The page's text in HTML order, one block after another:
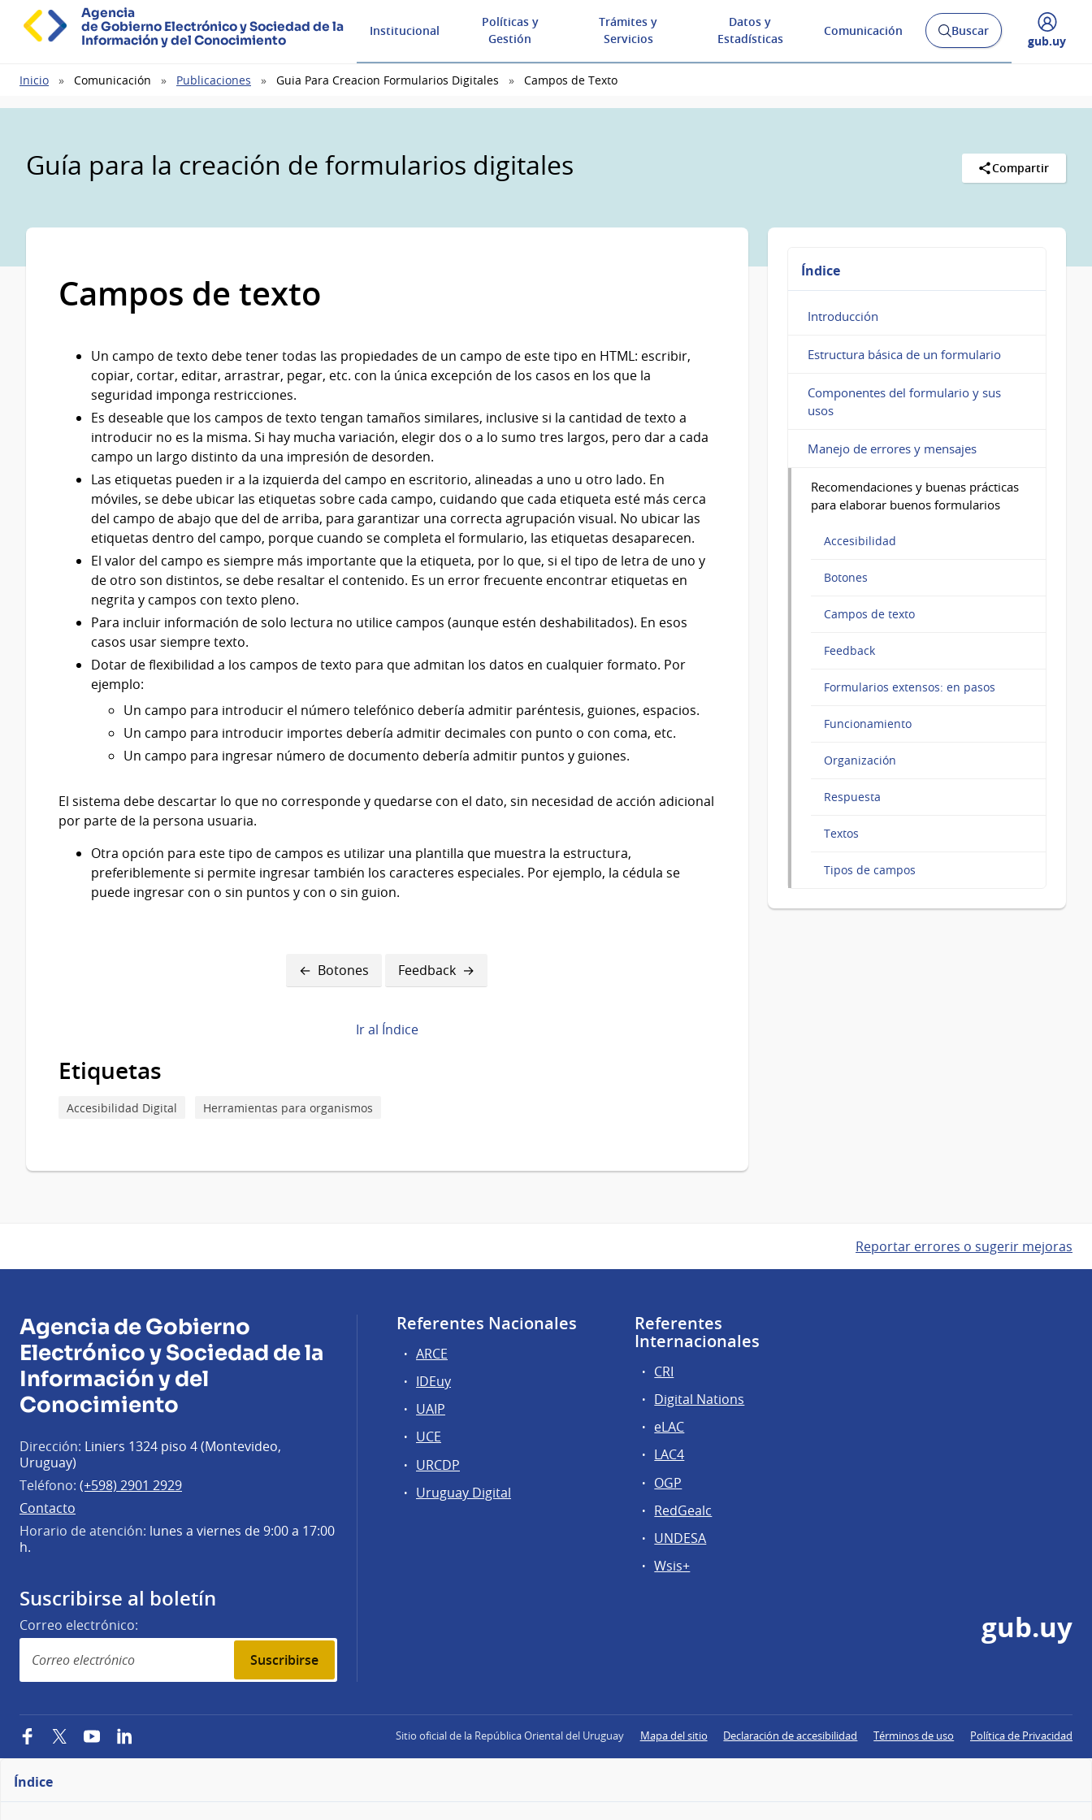
Agencia
de Gobierno Electrónico y Sociedad de la
Información y del Conocimiento
Institucional
Políticas y
Gestión
Trámites y
Servicios
Datos y
Estadísticas
Comunicación
AbrirBuscar
Desplegar
gub.uy
Ruta
Inicio Comunicación Publicaciones Guia Para Creacion Formularios Digitales Campos de Texto
Guía para la creación de formularios digitales Compartir
Campos de texto
Un campo de texto debe tener todas las propiedades de un campo de este tipo en HTML: escribir,
copiar, cortar, editar, arrastrar, pegar, etc. con la única excepción de los casos en los que la
seguridad imponga restricciones.
Es deseable que los campos de texto tengan tamaños similares, inclusive si la cantidad de texto a
introducir no es la misma. Si hay mucha variación, elegir dos o a lo sumo tres largos, pero dar a cada
campo un largo distinto da una impresión de desorden.
Las etiquetas pueden ir a la izquierda del campo en escritorio, alineadas a uno u otro lado. En
móviles, se debe ubicar las etiquetas sobre cada campo, cuidando que cada etiqueta esté más cerca
del campo de abajo que del de arriba, para garantizar una correcta agrupación visual. No ubicar las
etiquetas dentro del campo, porque cuando se completa el formulario, las etiquetas desaparecen.
El valor del campo es siempre más importante que la etiqueta, por lo que, si el tipo de letra de uno y
de otro son distintos, se debe resaltar el contenido. Es un error frecuente encontrar etiquetas en
negrita y campos con texto pleno.
Para incluir información de solo lectura no utilice campos (aunque estén deshabilitados). En esos
casos usar siempre texto.
Dotar de flexibilidad a los campos de texto para que admitan los datos en cualquier formato. Por
ejemplo:
Un campo para introducir el número telefónico debería admitir paréntesis, guiones, espacios.
Un campo para introducir importes debería admitir decimales con punto o con coma, etc.
Un campo para ingresar número de documento debería admitir puntos y guiones.
El sistema debe descartar lo que no corresponde y quedarse con el dato, sin necesidad de acción adicional
por parte de la persona usuaria.
Otra opción para este tipo de campos es utilizar una plantilla que muestra la estructura,
preferiblemente si permite ingresar también los caracteres especiales. Por ejemplo, la cédula se
puede ingresar con o sin puntos y con o sin guion.
Book
para
Campos
texto
Botones Feedback
Ir al Índice
Etiquetas
Accesibilidad Digital Herramientas para organismos
Índice
Introducción
Estructura básica de un formulario
Componentes del formulario y sus
usos
Manejo de errores y mensajes
Recomendaciones y buenas prácticas
para elaborar buenos formularios
Accesibilidad
Botones
Campos de texto
Feedback
Formularios extensos: en pasos
Funcionamiento
Organización
Respuesta
Textos
Tipos de campos
Reportar errores o sugerir mejoras
Agencia de Gobierno
Electrónico y Sociedad de la
Información y del
Conocimiento
Dirección: Liniers 1324 piso 4 (Montevideo,
Uruguay)
Teléfono: (+598) 2901 2929
Contacto
Horario de atención: lunes a viernes de 9:00 a 17:00
h.
Suscribirse al boletín
Correo electrónico:
Suscribirse
Referentes Nacionales
ARCE
IDEuy
UAIP
UCE
URCDP
Uruguay Digital
Referentes
Internacionales
CRI
Digital Nations
eLAC
LAC4
OGP
RedGealc
UNDESA
Wsis+
gub.uy
FacebookTwitterYouTubeLinkedIn Sitio oficial de la República Oriental del Uruguay Mapa del sitio Declaración de accesibilidad Términos de uso Política de Privacidad
Índice